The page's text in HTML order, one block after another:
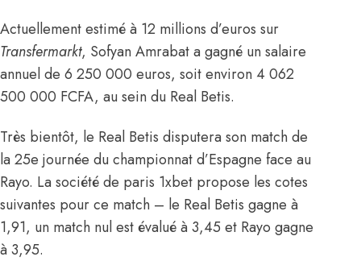
Actuellement estimé à 12 millions d’euros sur
Transfermarkt, Sofyan Amrabat a gagné un salaire
annuel de 6 250 000 euros, soit environ 4 062
500 000 FCFA, au sein du Real Betis.
Très bientôt, le Real Betis disputera son match de
la 25e journée du championnat d’Espagne face au
Rayo. La société de paris 1xbet propose les cotes
suivantes pour ce match – le Real Betis gagne à
1,91, un match nul est évalué à 3,45 et Rayo gagne
à 3,95.